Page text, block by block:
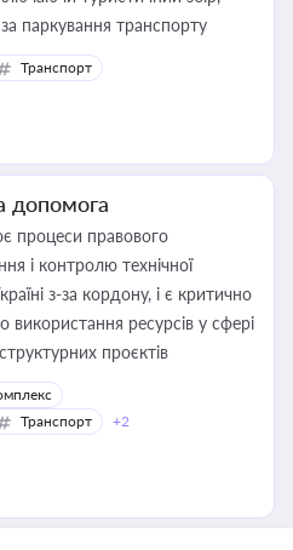
плату за земельні ділянки, за паркування транспорту
Транспорт
допомога
процеси правового
і контролю технічної
з-за кордону, і є критично
ресурсів у сфері
проєктів
Транспорт +2